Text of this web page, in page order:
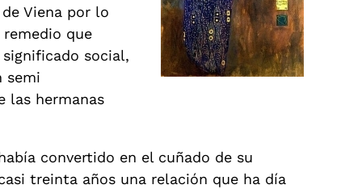
Viena por lo
que
social,
semi
las hermanas
convertido en el cuñado de su
treinta años una relación que ha día